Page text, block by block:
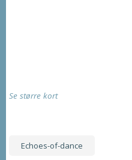
Se større kort
Echoes-of-dance